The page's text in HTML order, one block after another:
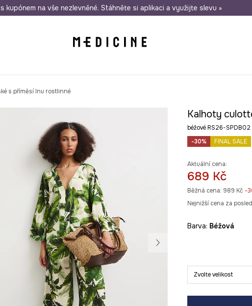
nákupu nad 1 200 Kč Odeslání i do 24 hodin 30 dní na
s kupónem na vše nezlevněné. Stáhněte si aplikaci a využijte slevu »
s příměsí lnu rostlinné
Kalhoty
béžové RS26-SPDB02
-30%
FINAL SALE
Aktuální cena:
689 Kč
Běžná cena: 989 Kč -
Nejnižší cena za
Barva: béžová
Zvolte velikost